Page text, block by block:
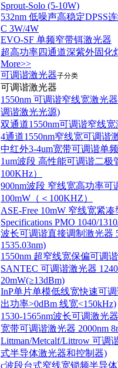
Sprout‐Solo (5-10W)
532nm 低噪声高稳定DPSS
C 3W/4W
EVO-SF 单频窄带铒激光器
超高功率四通道深紫外固化
More>>
可调谐激光器子分类
可调谐激光器
1550nm 可调谐窄线宽激光
调谐激光光源)
双通道1550nm可调谐窄线宽
4通道1550nm窄线宽可调谐
中红外3-4um宽带可调谐单
1um波段 高性能可调谐二极
100KHz）
900nm波段 窄线宽高功率可
100mW（＜100KHZ）
ASE-Free 10mW 窄线宽紧
Specifications PMO 1040/
波长可调谐直接调制激光器
1535.03nm)
1550nm 超窄线宽保偏可调
SANTEC 可调谐激光器
20mW(≥13dBm)
InP单片单模低线宽快速可
出功率>0dBm 线宽<150kHz)
1530-1565nm波长可调激光
宽带可调谐激光器 2000nm
Littman/Metcalf/Littrow 可调
式半导体激光器和控制器)
c波段台式窄线宽锁频半导